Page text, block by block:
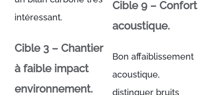
intéressant.
Cible 3 – Chantier
à faible impact
environnement.
Cible 9 – Confort
acoustique.
Bon affaiblissement
acoustique,
distinguer bruits